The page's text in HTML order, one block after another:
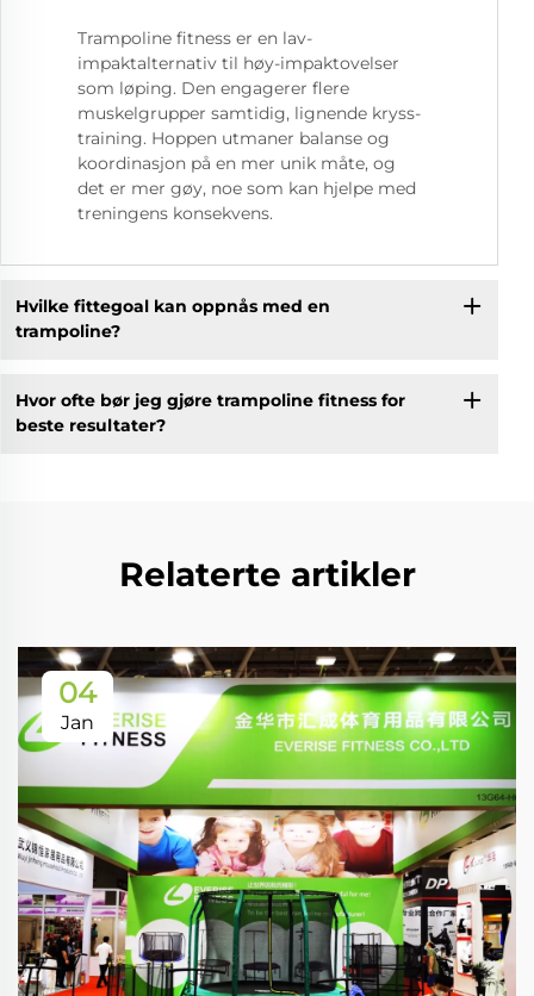
Trampoline fitness er en lav-
impaktalternativ til høy-impaktovelser
som løping. Den engagerer flere
muskelgrupper samtidig, lignende kryss-
training. Hoppen utmaner balanse og
koordinasjon på en mer unik måte, og
det er mer gøy, noe som kan hjelpe med
treningens konsekvens.
Hvilke fittegoal kan oppnås med en
trampoline?
Hvor ofte bør jeg gjøre trampoline fitness for
beste resultater?
Relaterte artikler
04
Jan